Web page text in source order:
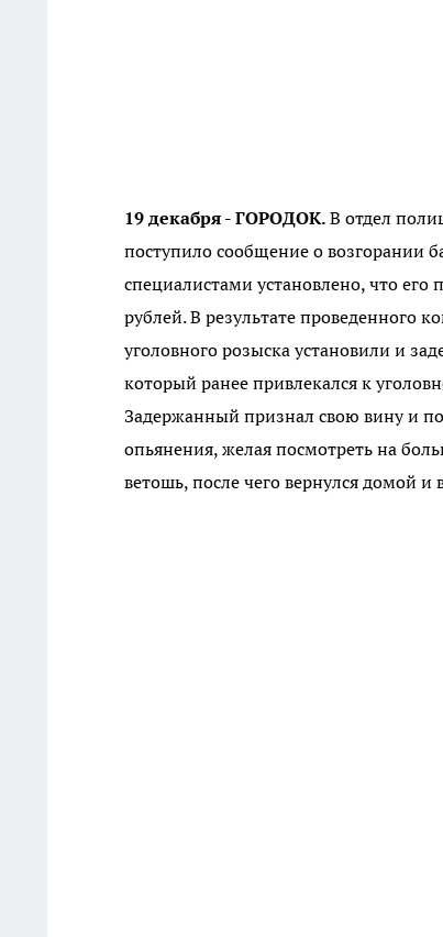
19 декабря - ГОРОДОК. В отдел
поступило сообщение о возгорании
специалистами установлено, что
рублей. В результате проведенного
уголовного розыска установили и
который ранее привлекался к
Задержанный признал свою вину и
опьянения, желая посмотреть на
ветошь, после чего вернулся домой